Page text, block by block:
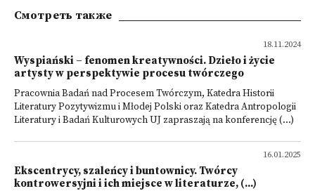
Смотреть также
18.11.2024
Wyspiański – fenomen kreatywności. Dzieło i życie
artysty w perspektywie procesu twórczego
Pracownia Badań nad Procesem Twórczym, Katedra Historii
Literatury Pozytywizmu i Młodej Polski oraz Katedra Antropologii
Literatury i Badań Kulturowych UJ zapraszają na konferencję (...)
16.01.2025
Ekscentrycy, szaleńcy i buntownicy. Twórcy
kontrowersyjni i ich miejsce w literaturze, (...)